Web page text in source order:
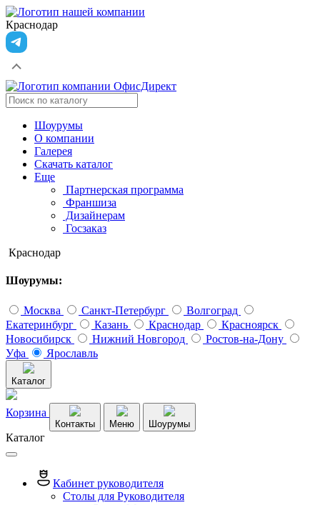
Краснодар
Шоурумы
О компании
Галерея
Скачать каталог
Еще
Партнерская программа
Франшиза
Дизайнерам
Госзаказ
Краснодар
Шоурумы:
Москва Санкт-Петербург
Волгоград
Екатеринбург
Казань Краснодар
Красноярск
Новосибирск
Нижний Новгород
Ростов-на-Дону
Уфа
Ярославль
Каталог
Корзина
Контакты Меню Шоурумы
Каталог
Кабинет руководителя
Столы для Руководителя